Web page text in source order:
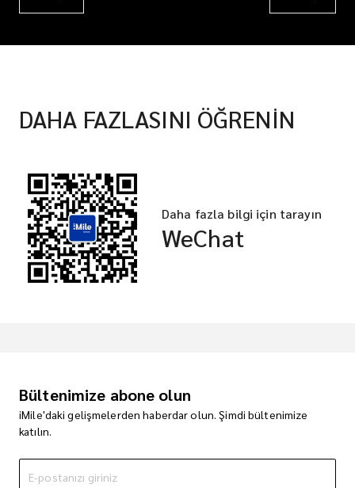
DAHA FAZLASINI ÖĞRENİN
Daha fazla bilgi için tarayın
WeChat
Bültenimize abone olun
iMile'daki gelişmelerden haberdar olun. Şimdi bültenimize
katılın.